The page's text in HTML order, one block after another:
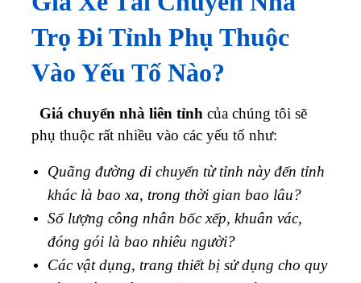
khác là bao xa, trong thời gian bao lâu?
Số lượng công nhân bốc xếp, khuân vác,
đóng gói là bao nhiêu người?
Các vật dụng, trang thiết bị sử dụng cho quy
Xác định số lượng đồ đạc, trang thiết bị nội
thất, đồ dùng sinh hoạt,…cần vận chuyển
với số lượng bao nhiêu…và còn một vài yếu
tố khác.
Đến với chúng tôi, quý khách hoàn toàn an tâm về mọi
mặt từ sự an toàn của tài sản tới chi phí của dịch vụ. Tuy
nhiên, mức giá dành cho mỗi hợp đồng cụ thể là khác